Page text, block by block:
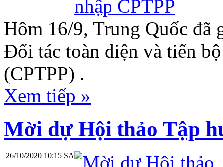
Hôm 16/9, Trung Quốc
Đối tác toàn diện và tiến
(CPTPP) .
Xem tiếp »
Mời dự Hội thảo Tập
26/10/2020 10:15 SA